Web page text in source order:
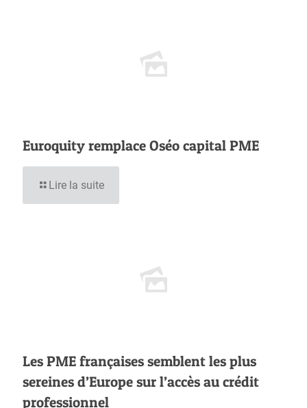
Euroquity remplace Oséo capital PME
Lire la suite
Les PME françaises semblent les plus
sereines d’Europe sur l’accès au crédit
professionnel